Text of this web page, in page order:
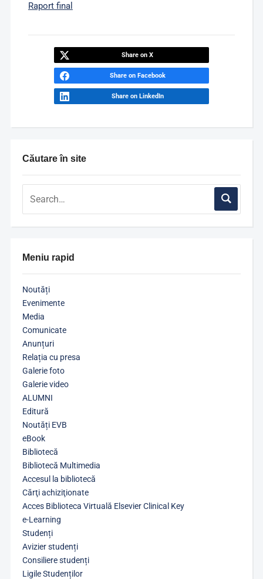
Căutare în site
Meniu rapid
Noutăți
Evenimente
Media
Comunicate
Anunțuri
Relația cu presa
Galerie foto
Galerie video
ALUMNI
Editură
Noutăți EVB
eBook
Bibliotecă
Bibliotecă Multimedia
Accesul la bibliotecă
Cărţi achiziţionate
Acces Biblioteca Virtuală Elsevier Clinical Key
e-Learning
Studenți
Avizier studenți
Consiliere studenți
Ligile Studenților
Raport final
Share on X
Share on Facebook
Share on LinkedIn